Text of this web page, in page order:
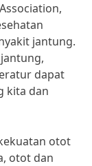
jantung.
dapat
kita dan
otot
otot dan